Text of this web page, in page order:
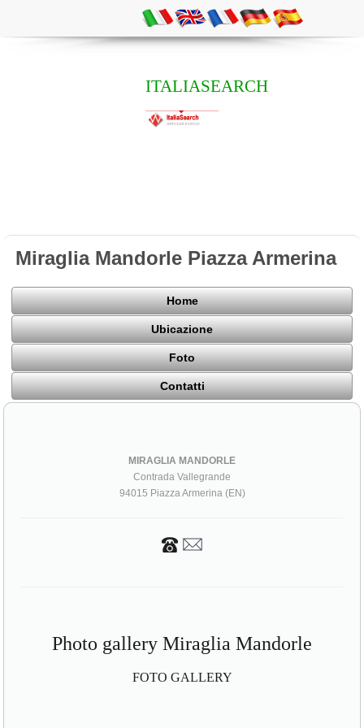
ITALIASEARCH
Miraglia Mandorle Piazza Armerina
Home
Ubicazione
Foto
Contatti
MIRAGLIA MANDORLE
Contrada Vallegrande
94015 Piazza Armerina (EN)
Photo gallery Miraglia Mandorle
FOTO GALLERY